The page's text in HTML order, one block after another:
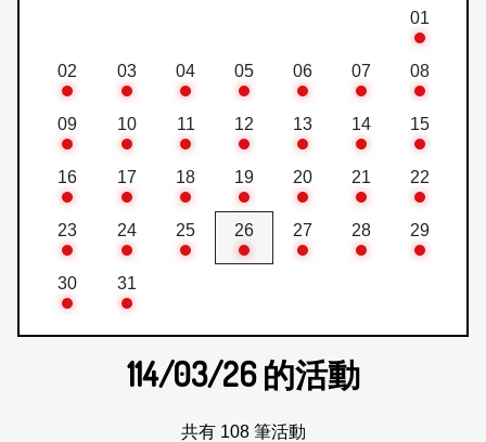
01
02 03 04 05 06 07 08
09 10 11 12 13 14 15
16 17 18 19 20 21 22
23 24 25 26 27 28 29
30 31
114/03/26的活動
共有 108 筆活動